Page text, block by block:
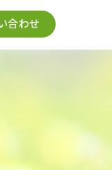
合わせ